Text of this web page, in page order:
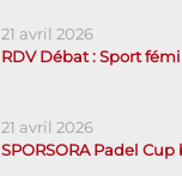
21 avril 2026
RDV Débat : Sport
21 avril 2026
SPORSORA Padel